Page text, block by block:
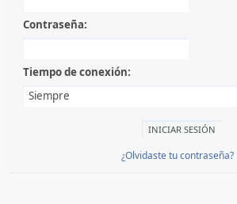
Contraseña:
Tiempo de conexión:
¿Olvidaste tu contraseña?